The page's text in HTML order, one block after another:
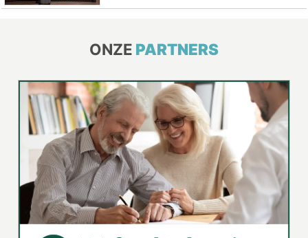
ONZE PARTNERS